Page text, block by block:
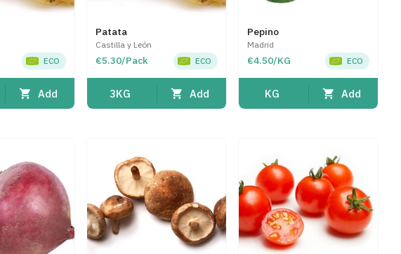
ECO
Add
Patata
Castilla y León
€5.30/Pack ECO
3KG Add
Pepino
Madrid
€4.50/KG ECO
KG Add